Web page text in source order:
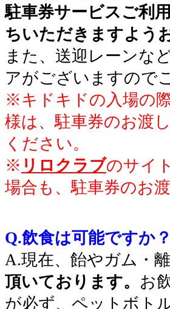
駐車券サービスご利
ちいただきますよう
また、送迎レーンな
アがございますので
※キドキドの入場の
様は、駐車券のお渡
ください。
※ リロクラブのサイ
場合も、駐車券のお
Q.飲食は可能ですか？
A.現在、飴やガム・
頂いております。 お
が必ず、ペットボト